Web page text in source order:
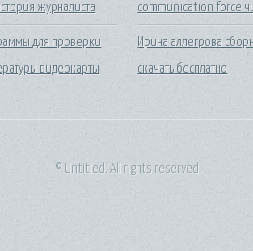
журналиста
для проверки
видеокарты
communication force
Ирина аллегрова
скачать бесплатно
© Untitled. All rights reserved.